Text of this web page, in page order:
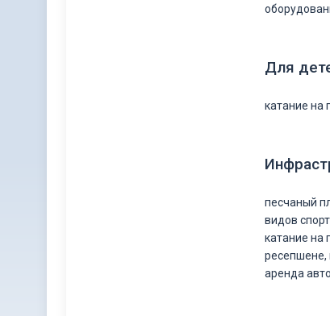
Для
катание на
песчаный
видов
катание на
ресепшене,
аренда